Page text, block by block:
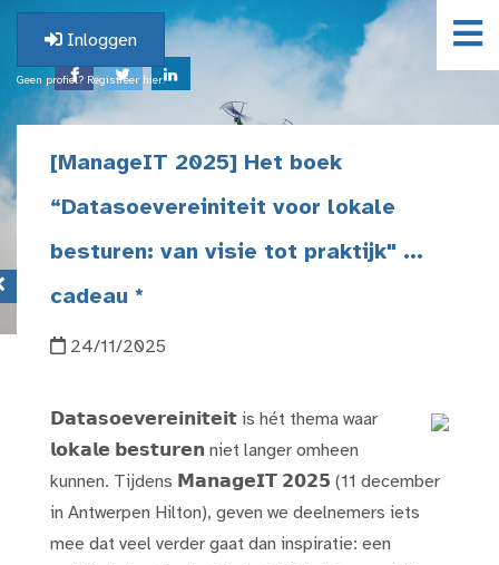
Inloggen
Geen profiel? Registreer hier.
[ManageIT 2025] Het boek
“Datasoevereiniteit voor lokale
besturen: van visie tot praktijk" ...
cadeau *
24/11/2025
𝗗𝗮𝘁𝗮𝘀𝗼𝗲𝘃𝗲𝗿𝗲𝗶𝗻𝗶𝘁𝗲𝗶𝘁 is hét thema waar
𝗹𝗼𝗸𝗮𝗹𝗲 𝗯𝗲𝘀𝘁𝘂𝗿𝗲𝗻 niet langer omheen
kunnen. Tijdens 𝗠𝗮𝗻𝗮𝗴𝗲𝗜𝗧 𝟮𝟬𝟮𝟱 (11 december
in Antwerpen Hilton), geven we deelnemers iets
mee dat veel verder gaat dan inspiratie: een